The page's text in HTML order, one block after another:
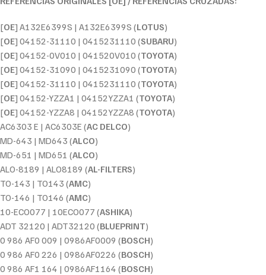
[OE] A132E6399S | A132E6399S (LOTUS)
[OE] 04152-31110 | 0415231110 (SUBARU)
[OE] 04152-0V010 | 041520V010 (TOYOTA)
[OE] 04152-31090 | 0415231090 (TOYOTA)
[OE] 04152-31110 | 0415231110 (TOYOTA)
[OE] 04152-YZZA1 | 04152YZZA1 (TOYOTA)
[OE] 04152-YZZA8 | 04152YZZA8 (TOYOTA)
AC6303 E | AC6303E (AC DELCO)
MD-643 | MD643 (ALCO)
MD-651 | MD651 (ALCO)
ALO-8189 | ALO8189 (AL-FILTERS)
TO-143 | TO143 (AMC)
TO-146 | TO146 (AMC)
10-ECO077 | 10ECO077 (ASHIKA)
ADT 32120 | ADT32120 (BLUEPRINT)
0 986 AF0 009 | 0986AF0009 (BOSCH)
0 986 AF0 226 | 0986AF0226 (BOSCH)
0 986 AF1 164 | 0986AF1164 (BOSCH)